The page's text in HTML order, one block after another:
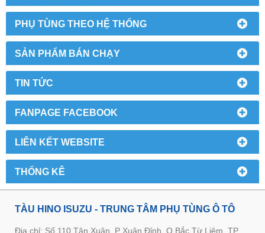
PHỤ TÙNG THEO HỆ THỐNG
SẢN PHẨM BÁN CHẠY
TIN TỨC
FANPAGE FACEBOOK
LIÊN KẾT WEBSITE
THỐNG KÊ
TÀU HINO ISUZU - TRUNG TÂM PHỤ TÙNG Ô TÔ
Địa chỉ: Số 110 Tân Xuân, P Xuân Đỉnh, Q Bắc Từ Liêm, TP